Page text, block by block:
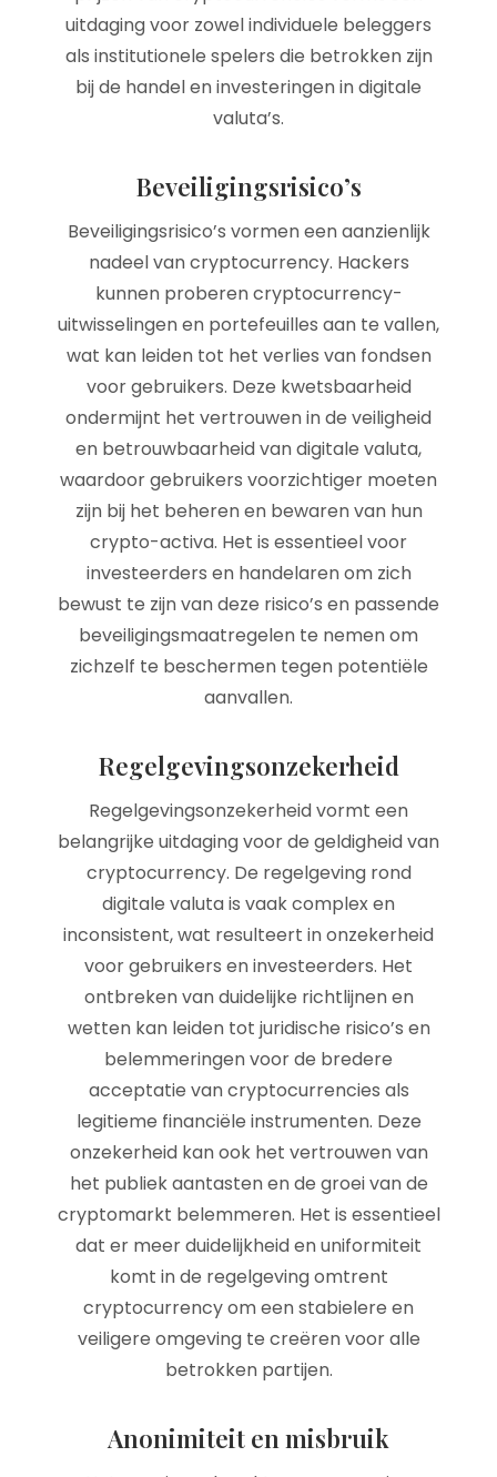
uitdaging voor zowel individuele beleggers
als institutionele spelers die betrokken zijn
bij de handel en investeringen in digitale
valuta’s.
Beveiligingsrisico’s
Beveiligingsrisico’s vormen een aanzienlijk
nadeel van cryptocurrency. Hackers
kunnen proberen cryptocurrency-
uitwisselingen en portefeuilles aan te vallen,
wat kan leiden tot het verlies van fondsen
voor gebruikers. Deze kwetsbaarheid
ondermijnt het vertrouwen in de veiligheid
en betrouwbaarheid van digitale valuta,
waardoor gebruikers voorzichtiger moeten
zijn bij het beheren en bewaren van hun
crypto-activa. Het is essentieel voor
investeerders en handelaren om zich
bewust te zijn van deze risico’s en passende
beveiligingsmaatregelen te nemen om
zichzelf te beschermen tegen potentiële
aanvallen.
Regelgevingsonzekerheid
Regelgevingsonzekerheid vormt een
belangrijke uitdaging voor de geldigheid van
cryptocurrency. De regelgeving rond
digitale valuta is vaak complex en
inconsistent, wat resulteert in onzekerheid
voor gebruikers en investeerders. Het
ontbreken van duidelijke richtlijnen en
wetten kan leiden tot juridische risico’s en
belemmeringen voor de bredere
acceptatie van cryptocurrencies als
legitieme financiële instrumenten. Deze
onzekerheid kan ook het vertrouwen van
het publiek aantasten en de groei van de
cryptomarkt belemmeren. Het is essentieel
dat er meer duidelijkheid en uniformiteit
komt in de regelgeving omtrent
cryptocurrency om een stabielere en
veiligere omgeving te creëren voor alle
betrokken partijen.
Anonimiteit en misbruik